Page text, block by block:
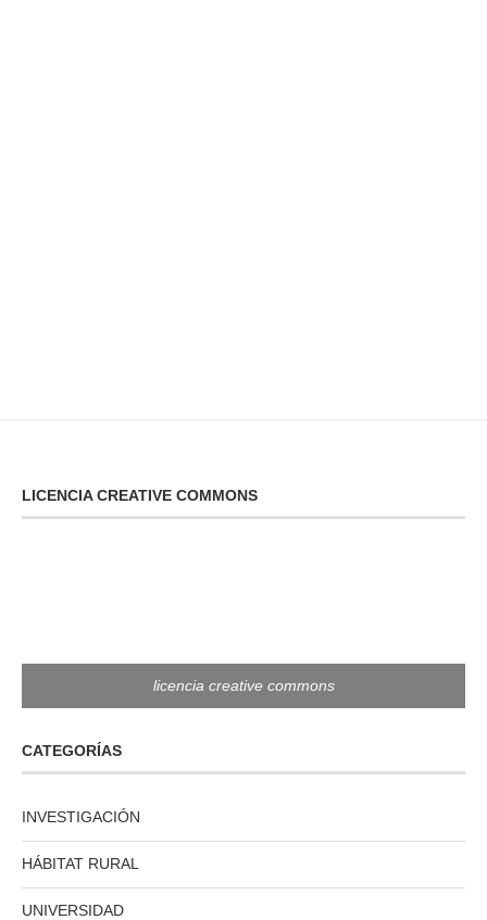
LICENCIA CREATIVE COMMONS
licencia creative commons
CATEGORÍAS
INVESTIGACIÓN
HÁBITAT RURAL
UNIVERSIDAD